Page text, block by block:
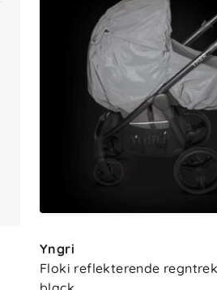
separat)
Yngri
Floki reflekterende